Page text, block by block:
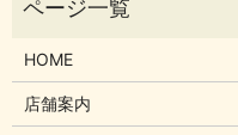
HOME
店舗案内